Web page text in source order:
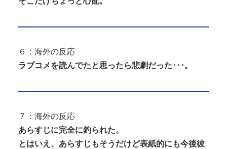
６：海外の反応
ラブコメを読んでたと思ったら悲劇だった･･･。
７：海外の反応
あらすじに完全に釣られた。
とはいえ、あらすじもそうだけど表紙的にも今後彼